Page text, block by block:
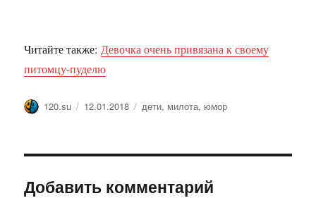
Читайте также: Девочка очень привязана к своему
питомцу-пуделю
Автор
120.su Опубликовано
12.01.2018 Метки
дети, милота, юмор
Добавить комментарий